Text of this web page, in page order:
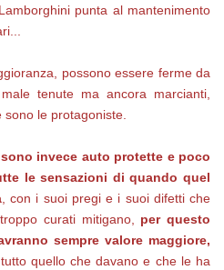
punta al mantenimento
possono essere ferme da
tenute ma ancora marcianti,
sono le protagoniste.
invece auto protette e poco
le sensazioni di quando quel
, con i suoi pregi e i suoi difetti che
curati mitigano, per questo
sempre valore maggiore,
quello che davano e che le ha